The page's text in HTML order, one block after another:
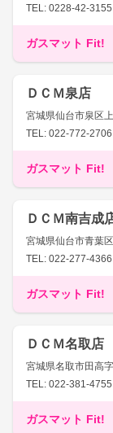
TEL: 0228-42-3155
ガスマット Fit!
ＤＣＭ泉店
宮城県仙台市泉区
TEL: 022-772-2706
ガスマット Fit!
ＤＣＭ南吉成
宮城県仙台市青葉
TEL: 022-277-4366
ガスマット Fit!
ＤＣＭ名取店
宮城県名取市田高
TEL: 022-381-4755
ガスマット Fit!